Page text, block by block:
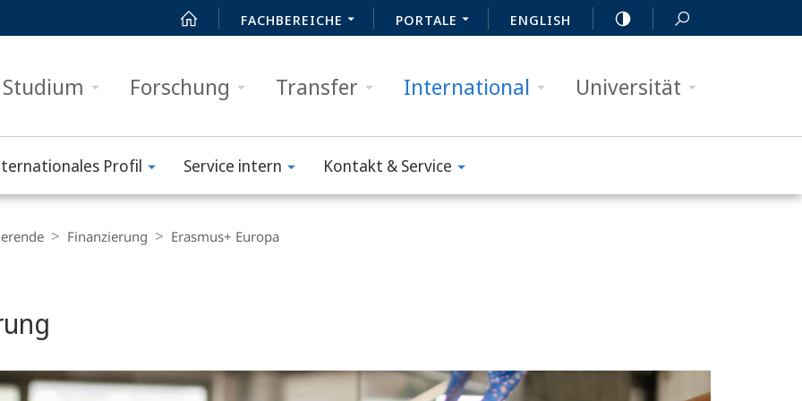
FACHBEREICHE PORTALE ENGLISH
Studium Forschung Transfer International Universität
Profil Service intern Kontakt & Service
Finanzierung Erasmus+ Europa